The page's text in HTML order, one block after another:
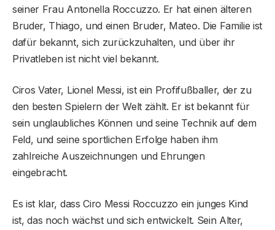
seiner Frau Antonella Roccuzzo. Er hat einen älteren
Bruder, Thiago, und einen Bruder, Mateo. Die Familie ist
dafür bekannt, sich zurückzuhalten, und über ihr
Privatleben ist nicht viel bekannt.
Ciros Vater, Lionel Messi, ist ein Profifußballer, der zu
den besten Spielern der Welt zählt. Er ist bekannt für
sein unglaubliches Können und seine Technik auf dem
Feld, und seine sportlichen Erfolge haben ihm
zahlreiche Auszeichnungen und Ehrungen
eingebracht.
Es ist klar, dass Ciro Messi Roccuzzo ein junges Kind
ist, das noch wächst und sich entwickelt. Sein Alter,